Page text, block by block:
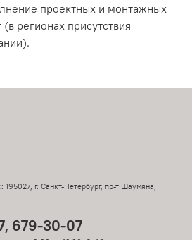
проектных и монтажных
(в регионах присутствия
г. Санкт-Петербург, пр-т Шаумяна,
679-30-07